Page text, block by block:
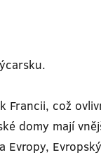
Francii, což
domy mají
Evropy,